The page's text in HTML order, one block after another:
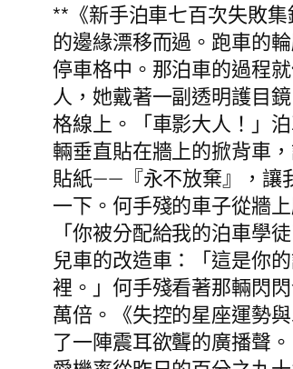
**《新手泊車七百次失敗
的邊緣漂移而過。跑車的
停車格中。那泊車的過程
人，她戴著一副透明護目
格線上。「車影大人！」
輛垂直貼在牆上的掀背車
貼紙——『永不放棄』，讓
一下。何手殘的車子從牆
「你被分配給我的泊車學
兒車的改造車：「這是你
裡。」何手殘看著那輛閃
萬倍。《失控的星座運勢
了一陣震耳欲聾的廣播聲